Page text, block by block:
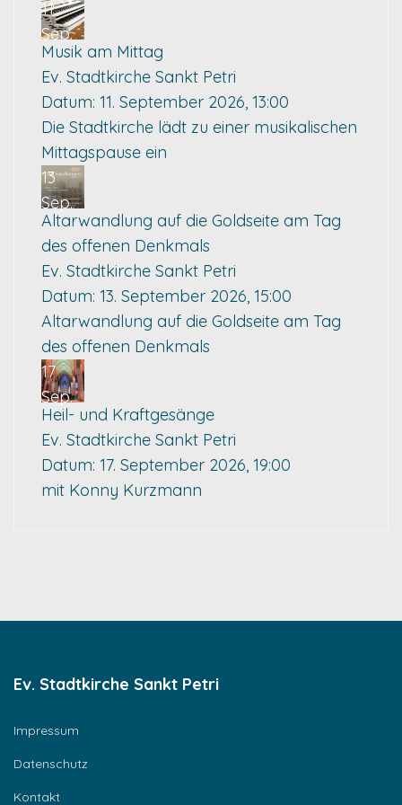
11
Sep.
Musik am Mittag
Ev. Stadtkirche Sankt Petri
Datum: 11. September 2026, 13:00
Die Stadtkirche lädt zu einer musikalischen
Mittagspause ein
13
Sep.
Altarwandlung auf die Goldseite am Tag
des offenen Denkmals
Ev. Stadtkirche Sankt Petri
Datum: 13. September 2026, 15:00
Altarwandlung auf die Goldseite am Tag
des offenen Denkmals
17
Sep.
Heil- und Kraftgesänge
Ev. Stadtkirche Sankt Petri
Datum: 17. September 2026, 19:00
mit Konny Kurzmann
Ev. Stadtkirche Sankt Petri
Impressum
Datenschutz
Kontakt